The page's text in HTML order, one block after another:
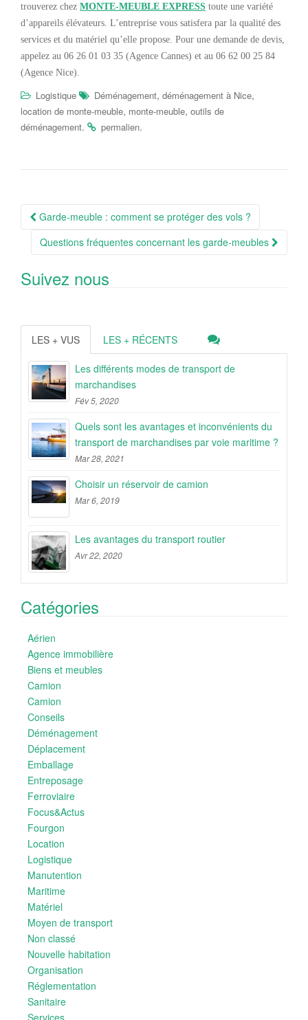
trouverez chez MONTE-MEUBLE EXPRESS toute une variété
d’appareils élévateurs. L’entreprise vous satisfera par la qualité des
services et du matériel qu’elle propose. Pour une demande de devis,
appelez au 06 26 01 03 35 (Agence Cannes) et au 06 62 00 25 84
(Agence Nice).
Logistique Déménagement, déménagement à Nice,
location de monte-meuble, monte-meuble, outils de
déménagement. permalien.
Navigation
Article
Garde-meuble : comment se protéger des vols ?
Questions fréquentes concernant les garde-meubles
Suivez nous
LES + VUS LES + RÉCENTS
Les différents modes de transport de
marchandises
Fév 5, 2020
Quels sont les avantages et inconvénients du
transport de marchandises par voie maritime ?
Mar 28, 2021
Choisir un réservoir de camion
Mar 6, 2019
Les avantages du transport routier
Avr 22, 2020
Catégories
Aérien
Agence immobilière
Biens et meubles
Camion
Camion
Conseils
Déménagement
Déplacement
Emballage
Entreposage
Ferroviaire
Focus&Actus
Fourgon
Location
Logistique
Manutention
Maritime
Matériel
Moyen de transport
Non classé
Nouvelle habitation
Organisation
Réglementation
Sanitaire
Services